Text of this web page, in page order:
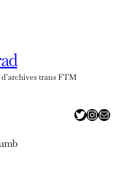
trans FTM
twitter
insta
adresse mail